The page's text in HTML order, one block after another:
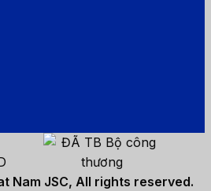
Nam JSC, All rights reserved.